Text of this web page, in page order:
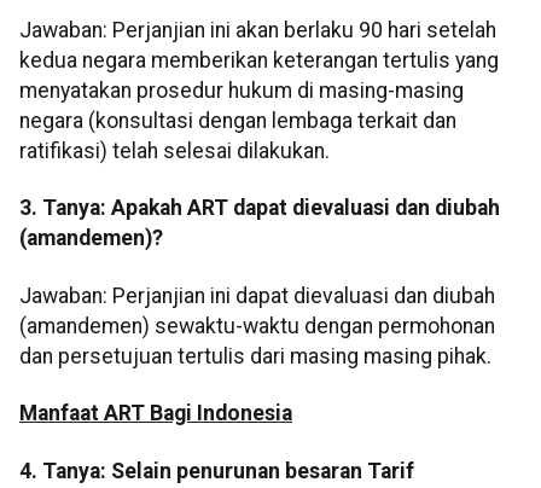
Jawaban: Perjanjian ini akan berlaku 90 hari setelah
kedua negara memberikan keterangan tertulis yang
menyatakan prosedur hukum di masing-masing
negara (konsultasi dengan lembaga terkait dan
ratifikasi) telah selesai dilakukan.
3. Tanya: Apakah ART dapat dievaluasi dan diubah
(amandemen)?
Jawaban: Perjanjian ini dapat dievaluasi dan diubah
(amandemen) sewaktu-waktu dengan permohonan
dan persetujuan tertulis dari masing masing pihak.
Manfaat ART Bagi Indonesia
4. Tanya: Selain penurunan besaran Tarif